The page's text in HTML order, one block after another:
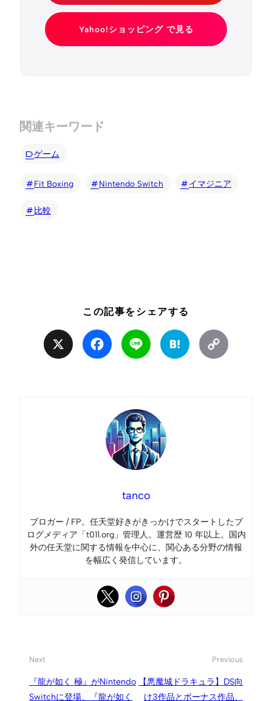
Yahoo!ショッピング で見る
関連キーワード
ゲーム
Fit Boxing Nintendo Switch イマジニア
比較
この記事をシェアする
Facebook Line Hatena
tanco
ブロガー / FP。任天堂好きがきっかけでスタートしたブ
ログメディア「t011.org」管理人。運営歴 10 年以上。国内
外の任天堂に関する情報を中心に、関心ある分野の情報
を幅広く発信しています。
Next
『龍が如く 極』がNintendo
Switchに登場、『龍が如く
Previous
【悪魔城ドラキュラ】DS向
け3作品とボーナス作品、